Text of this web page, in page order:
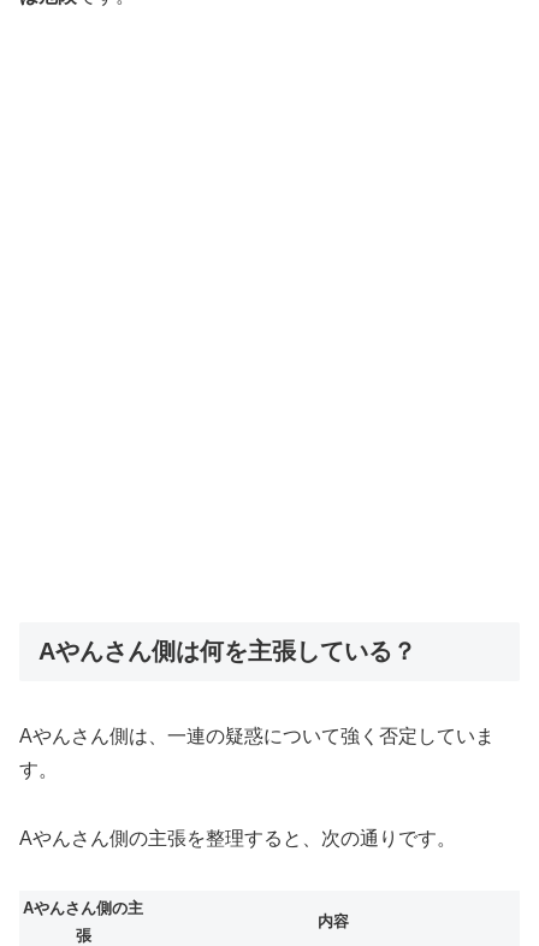
Aやんさん側は何を主張している？
Aやんさん側は、一連の疑惑について強く否定していま
す。
Aやんさん側の主張を整理すると、次の通りです。
Aやんさん側の主
張
内容